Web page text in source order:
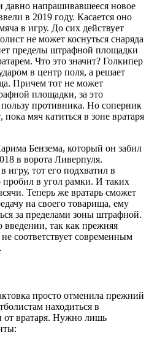
напрашивавшееся новое
в 2019 году. Касается оно
в игру. До сих действует
не может коснуться снаряда
пределы штрафной площадки
Что это значит? Голкипер
в центр поля, а решает
Причем тот не может
площадки, за это
противника. Но соперник
мяч катиться в зоне вратаря
Бензема, который он забил
в ворота Ливерпуля.
игру, тот его подхватил в
в угол рамки. И таких
Теперь же вратарь сможет
на своего товарища, ему
за пределами зоны штрафной.
так как прежняя
соответствует современным
просто отменила прежний
находиться в
от вратаря. Нужно лишь